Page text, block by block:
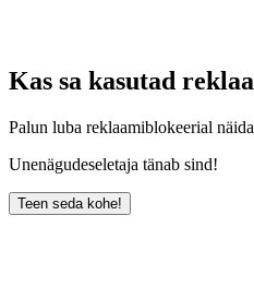
Kas sa kasutad
Palun luba reklaamiblokeerial
Unenägudeseletaja tänab sind!
Teen seda kohe!